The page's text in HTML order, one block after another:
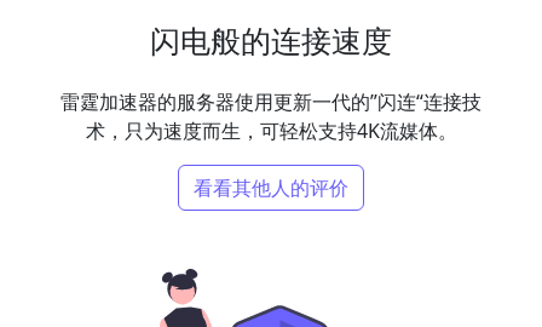
闪电般的连接速度
雷霆加速器的服务器使用更新一代的”闪连“连接技
术，只为速度而生，可轻松支持4K流媒体。
看看其他人的评价